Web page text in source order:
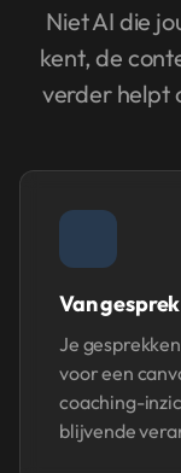
Niet AI die
kent, de
verder helpt
Van
Je
voor een
coaching-
blijvende